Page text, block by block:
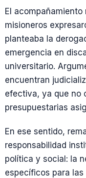
El
misioneros
planteaba la
emergencia en
universitario.
encuentran
efectiva, ya que no
presupuestarias
En ese sentido,
responsabilidad
política y social: la
específicos para